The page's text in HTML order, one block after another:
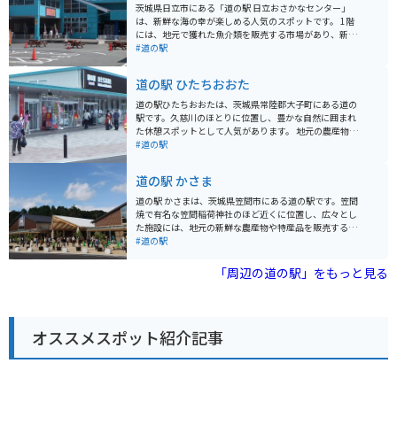
茨城県日立市にある「道の駅 日立おさかなセンター」
は、新鮮な海の幸が楽しめる人気のスポットです。 1階
には、地元で獲れた魚介類を販売する市場があり、新鮮
な魚介類をお手頃価格で購入できます。2階には、海鮮丼
車場が完備されているので安心です。日立市内には、日
立おさかなセンター以外にも、海沿いを走る爽快なシー
サイドロードや、日本三大庭園の一つである偕楽園な
ど、観光スポットが点在しています。 日立おさかなセン
ターは、新鮮な海の幸を味わいたい方はもちろん、ドラ
す。
#道の駅
道の駅 ひたちおおた
道の駅ひたちおおたは、茨城県常陸郡大子町にある道の
駅です。久慈川のほとりに位置し、豊かな自然に囲まれ
た休憩スポットとして人気があります。 地元の農産物が
購入できる直売所や、常陸秋そばや奥久慈しゃもといっ
できます。また、周辺には奥久慈パノラマラインなど、
景色が美しいワインディングロードも多いため、ツーリ
ングの拠点としてもおすすめです。 特産品としては、奥
久慈りんごや、こんにゃく、ゆばなどが有名です。道の
駅で購入できるほか、周辺の農園や店舗でも取り扱って
#道の駅
道の駅 かさま
道の駅 かさまは、茨城県笠間市にある道の駅です。笠間
焼で有名な笠間稲荷神社のほど近くに位置し、広々とし
た施設には、地元の新鮮な農産物や特産品を販売する直
売所、笠間焼の販売コーナー、レストランなどがありま
歴史ある神社であり、毎年多くの観光客が訪れます。周
辺には、笠間焼の窯元やギャラリーが集まる「笠間焼通
道路も多く、ツーリングにも最適なエリアです。道の駅
かさまは、休憩場所としてだけでなく、観光情報収集の
拠点としても活用できます。
#道の駅
「周辺の道の駅」をもっと見る
オススメスポット紹介記事